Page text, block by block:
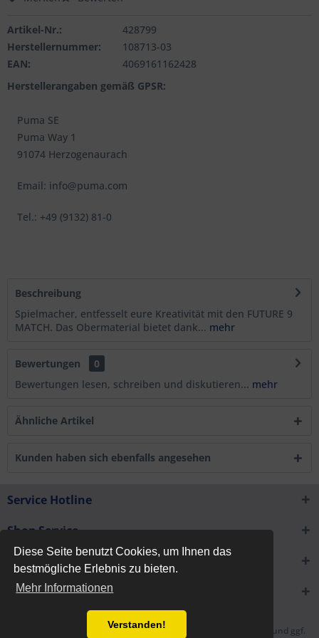
Diese Seite benutzt Cookies, um Ihnen das
bestmögliche Erlebnis zu bieten.
Mehr Informationen
Verstanden!
Artikel-Nr.:
428799
Herstellernummer:
108713-03
EAN:
4069161162428
Herstellerangaben gemäß GPSR:
Puma SE
Puma Way 1
91074 Herzogenaurach
Email: info@puma.com
Tel.: +49 (9132) 81-0
Beschreibung
Spielmacher, entfesselt eure Kreativität mit den FUTURE 9
MATCH. Das Obermaterial bietet dank... mehr
Bewertungen
0
Bewertungen lesen, schreiben und diskutieren... mehr
Ähnliche Artikel
Kunden haben sich ebenfalls angesehen
Service Hotline
Shop Service
Informationen
Newsletter
* Alle Preise inkl. gesetzl. Mehrwertsteuer zzgl. und ggf.